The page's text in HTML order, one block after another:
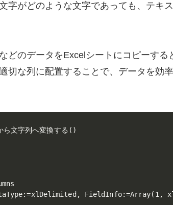
字がどのような文字であっても、テキ
どのデータをExcelシートにコピーする
切な列に配置することで、データを効
ら文字列へ変換する()
FieldInfo:=Array(1,